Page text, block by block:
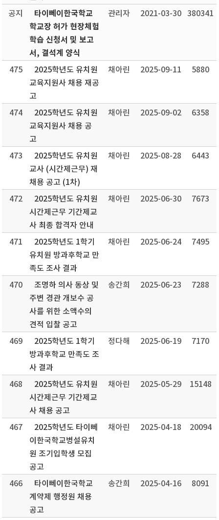
공지
타이뻬이한국학교
학교장 허가 현장체험
학습 신청서 및 보고
서, 결석계 양식
관리자 2021-03-30 380341
475
2025학년도 유치원
교육지원사 채용 재공
고
채아린 2025-09-11 5880
474
2025학년도 유치원
교육지원사 채용 공
고
채아린 2025-09-02 6358
473
2025학년도 유치원
교사 (시간제근무) 재
채용 공고 (1차)
채아린 2025-08-28 6443
472
2025학년도 유치원
시간제근무 기간제교
사 최종 합격자 안내
채아린 2025-06-30 7673
471
2025학년도 1학기
유치원 방과후학교 만
족도 조사 결과
채아린 2025-06-24 7495
470
조명하 의사 동상 및
주변 경관 개보수 공
사를 위한 소액수의
견적 입찰 공고
송간희 2025-06-23 7288
469
2025학년도 1학기
방과후학교 만족도 조
사 결과
정다해 2025-06-19 7170
468
2025학년도 유치원
시간제근무 기간제교
사 채용 공고
채아린 2025-05-29 15148
467
2025학년도 타이뻬
이한국학교병설유치
원 조기입학생 모집
공고
채아린 2025-04-18 20094
466
타이뻬이한국학교
계약제 행정원 채용
공고
송간희 2025-04-16 8091